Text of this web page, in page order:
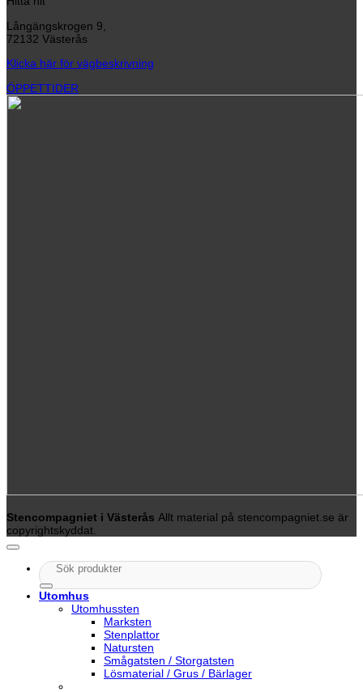
Långängskrogen 9,
72132 Västerås
Klicka här för vägbeskrivning
ÖPPETTIDER
Stencompagniet i Västerås Allt material på stencompagniet.se är
copyrightskyddat.
Sök
efter:
Utomhus
Utomhussten
Marksten
Stenplattor
Natursten
Smågatsten / Storgatsten
Lösmaterial / Grus / Bärlager